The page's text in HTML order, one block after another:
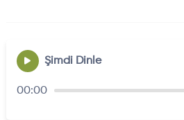
Şimdi Dinle
00:00